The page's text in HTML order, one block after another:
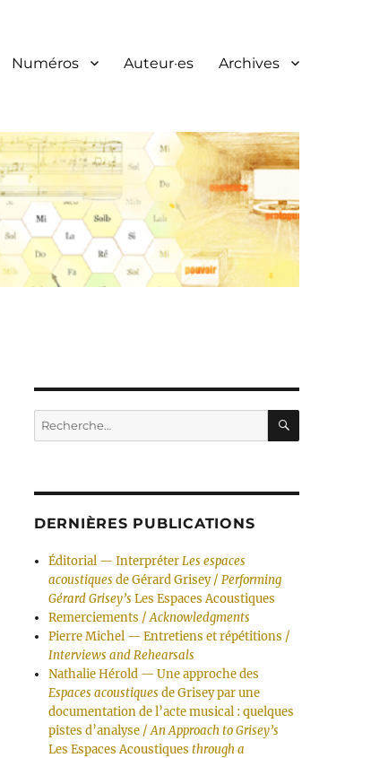
Numéros Auteur·es Archives
Recherche
pour :
DERNIÈRES PUBLICATIONS
Éditorial — InterpréterLes espaces
acoustiques de Gérard Grisey /Performing
Gérard Grisey’sLes Espaces Acoustiques
Remerciements /Acknowledgments
Pierre Michel — Entretiens et répétitions /
Interviews and Rehearsals
Nathalie Hérold — Une approche des
Espaces acoustiques de Grisey par une
documentation de l’acte musical : quelques
pistes d’analyse /An Approach to Grisey’s
Les Espaces Acoustiques through a